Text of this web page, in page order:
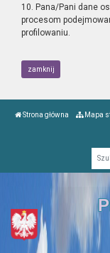
10. Pana/Pani dane
procesom
profilowaniu.
zamknij
Strona główna Mapa